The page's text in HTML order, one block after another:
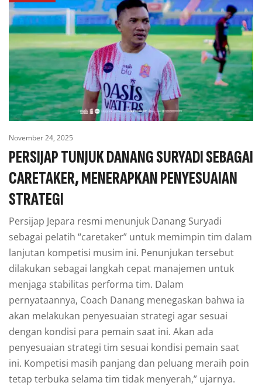
November 24, 2025
PERSIJAP TUNJUK DANANG SURYADI SEBAGAI
CARETAKER, MENERAPKAN PENYESUAIAN
STRATEGI
Persijap Jepara resmi menunjuk Danang Suryadi
sebagai pelatih “caretaker” untuk memimpin tim dalam
lanjutan kompetisi musim ini. Penunjukan tersebut
dilakukan sebagai langkah cepat manajemen untuk
menjaga stabilitas performa tim. Dalam
pernyataannya, Coach Danang menegaskan bahwa ia
akan melakukan penyesuaian strategi agar sesuai
dengan kondisi para pemain saat ini. Akan ada
penyesuaian strategi tim sesuai kondisi pemain saat
ini. Kompetisi masih panjang dan peluang meraih poin
tetap terbuka selama tim tidak menyerah,” ujarnya.